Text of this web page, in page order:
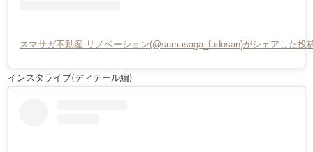
スマサガ不動産 リノベーション(@sumasaga_fudosan)がシェアした投
インスタライブ(ディテール編)